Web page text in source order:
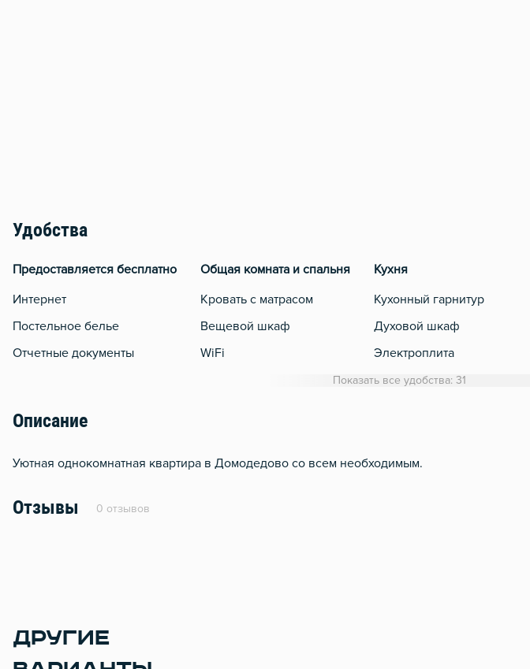
Удобства
Предоставляется бесплатно
Интернет
Постельное белье
Отчетные документы
Общая комната и спальня
Кровать с матрасом
Вещевой шкаф
WiFi
Отопление
Кухня
Кухонный гарнитур
Духовой шкаф
Электроплита
Холодильник
Электрический чайник
Показать все удобства: 31
Описание
Уютная однокомнатная квартира в Домодедово со всем необходимым.
Отзывы 0 отзывов
ДРУГИЕ